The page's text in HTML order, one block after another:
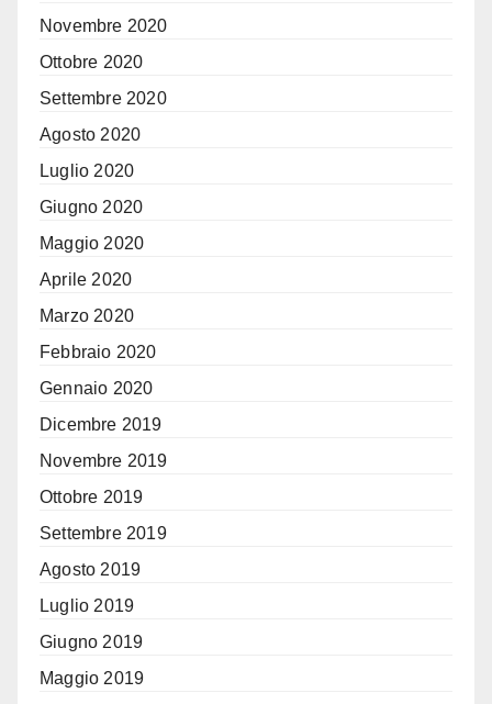
Novembre 2020
Ottobre 2020
Settembre 2020
Agosto 2020
Luglio 2020
Giugno 2020
Maggio 2020
Aprile 2020
Marzo 2020
Febbraio 2020
Gennaio 2020
Dicembre 2019
Novembre 2019
Ottobre 2019
Settembre 2019
Agosto 2019
Luglio 2019
Giugno 2019
Maggio 2019